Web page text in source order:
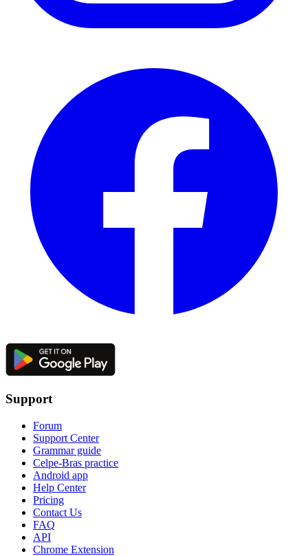
Support
Forum
Support Center
Grammar guide
Celpe-Bras practice
Android app
Help Center
Pricing
Contact Us
FAQ
API
Chrome Extension